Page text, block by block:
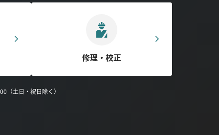
修理・校正
（土日・祝日除く）